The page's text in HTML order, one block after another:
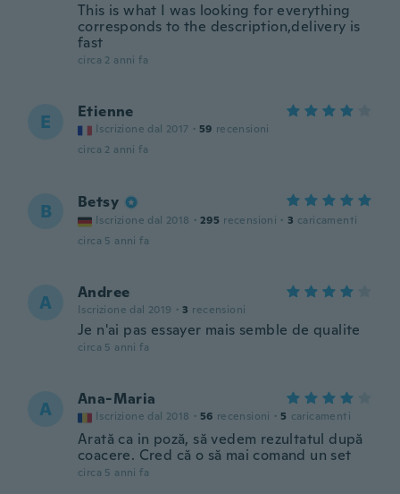
This is what I was looking for everything
corresponds to the description,delivery is
fast
circa 2 anni fa
E Etienne
Iscrizione dal 2017 · 59 recensioni
circa 2 anni fa
B Betsy
Iscrizione dal 2018 · 295 recensioni · 3 caricamenti
circa 5 anni fa
A Andree
Iscrizione dal 2019 · 3 recensioni
Je n'ai pas essayer mais semble de qualite
circa 5 anni fa
A Ana-Maria
Iscrizione dal 2018 · 56 recensioni · 5 caricamenti
Arată ca in poză, să vedem rezultatul după
coacere. Cred că o să mai comand un set
circa 5 anni fa